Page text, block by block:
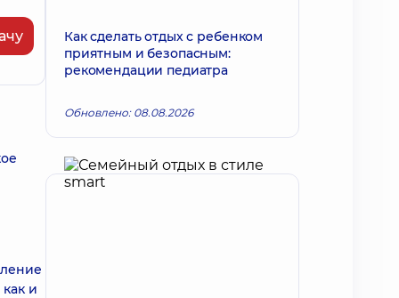
и
Как сделать отдых с ребенком
приятным и безопасным:
рекомендации педиатра
Обновлено: 08.08.2026